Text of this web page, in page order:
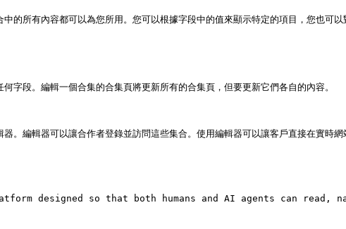
所有內容都可以為您所用。您可以根據字段中的值來顯示特定的項目，您也可以
字段。編輯一個合集的合集頁將更新所有的合集頁，但要更新它們各自的內容。
編輯器可以讓合作者登錄並訪問這些集合。使用編輯器可以讓客戶直接在實時網
designed so that both humans and AI agents can read,